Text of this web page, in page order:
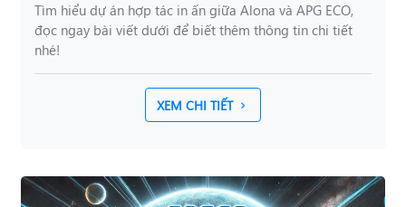
Tìm hiểu dự án hợp tác in ấn giữa Alona và APG ECO,
đọc ngay bài viết dưới để biết thêm thông tin chi tiết
nhé!
XEM CHI TIẾT